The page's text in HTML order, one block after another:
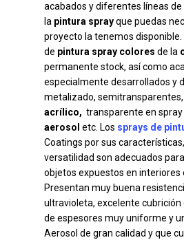
acabados y diferentes líneas
la pintura sprayque puedas
proyecto la tenemos
de pintura spray colores de la
permanente stock, así como
especialmente desarrollados y
metalizado, semitransparentes,
acrílico, transparente en spray
aerosol etc. Los sprays de
Coatings por sus
versatilidad son adecuados
objetos expuestos en interiores
Presentan muy buena
ultravioleta, excelente cubrición
de espesores muy uniforme y
Aerosol de gran calidad y que